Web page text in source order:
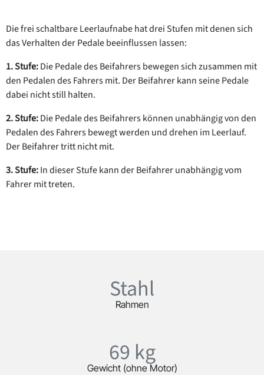
Die frei schaltbare Leerlaufnabe hat drei Stufen mit denen sich
das Verhalten der Pedale beeinflussen lassen:
1. Stufe:Die Pedale des Beifahrers bewegen sich zusammen mit
den Pedalen des Fahrers mit. Der Beifahrer kann seine Pedale
dabei nicht still halten.
2. Stufe:Die Pedale des Beifahrers können unabhängig von den
Pedalen des Fahrers bewegt werden und drehen im Leerlauf.
Der Beifahrer tritt nicht mit.
3. Stufe:In dieser Stufe kann der Beifahrer unabhängig vom
Fahrer mit treten.
Stahl
Rahmen
69 kg
Gewicht (ohne Motor)